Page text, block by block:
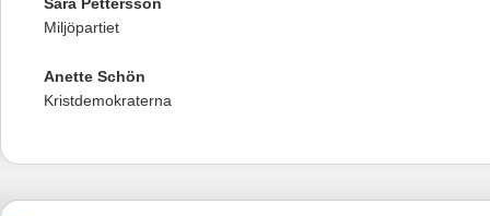
Miljöpartiet
Anette Schön
Kristdemokraterna